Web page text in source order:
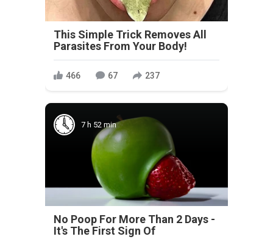
This Simple Trick Removes All
Parasites From Your Body!
466 67 237
7 h 52 min
No Poop For More Than 2 Days -
It's The First Sign Of